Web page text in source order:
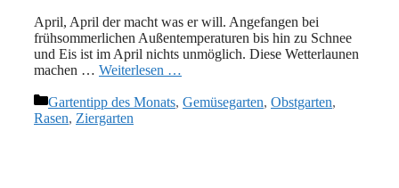
April, April der macht was er will. Angefangen bei
frühsommerlichen Außentemperaturen bis hin zu Schnee
und Eis ist im April nichts unmöglich. Diese Wetterlaunen
machen … Weiterlesen …
Kategorien
Gartentipp des Monats, Gemüsegarten, Obstgarten,
Rasen, Ziergarten